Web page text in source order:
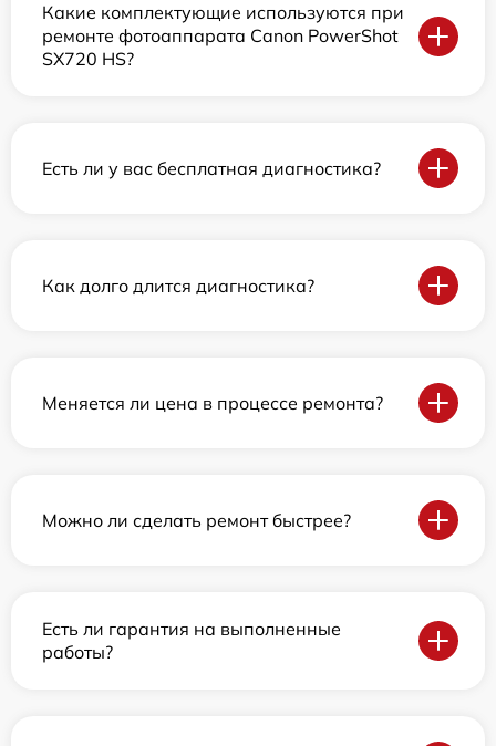
Какие комплектующие используются при
ремонте фотоаппарата Canon PowerShot
SX720 HS?
Есть ли у вас бесплатная диагностика?
Как долго длится диагностика?
Меняется ли цена в процессе ремонта?
Можно ли сделать ремонт быстрее?
Есть ли гарантия на выполненные
работы?